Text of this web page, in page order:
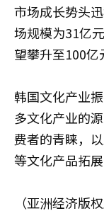
市场成长势头
场规模为31亿
望攀升至100亿
韩国文化产业
多文化产业的
费者的青睐，
等文化产品拓
（亚洲经济版权